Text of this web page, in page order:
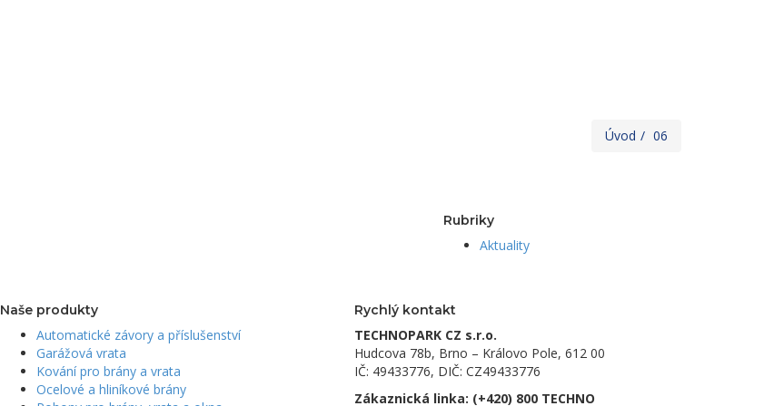
Úvod 06
Rubriky
Aktuality
Naše produkty
Automatické závory a příslušenství
Garážová vrata
Kování pro brány a vrata
Ocelové a hliníkové brány
Rychlý kontakt
TECHNOPARK CZ s.r.o.
Hudcova 78b, Brno – Královo Pole, 612 00
IČ: 49433776, DIČ: CZ49433776
Zákaznická linka: (+420) 800 TECHNO